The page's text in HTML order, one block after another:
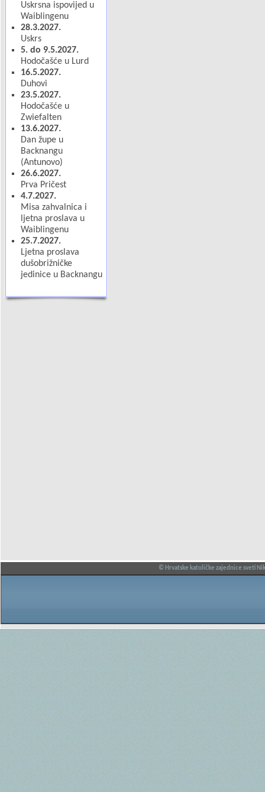
Uskrsna ispovijed u
Waiblingenu
28.3.2027.
Uskrs
5. do 9.5.2027.
Hodočašće u Lurd
16.5.2027.
Duhovi
23.5.2027.
Hodočašće u
Zwiefalten
13.6.2027.
Dan župe u
Backnangu
(Antunovo)
26.6.2027.
Prva Pričest
4.7.2027.
Misa zahvalnica i
ljetna proslava u
Waiblingenu
25.7.2027.
Ljetna proslava
dušobrižničke
jedinice u Backnangu
© Hrvatske katoličke zajednice sveti